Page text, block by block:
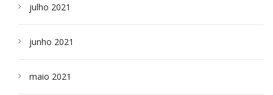
julho 2021
junho 2021
maio 2021